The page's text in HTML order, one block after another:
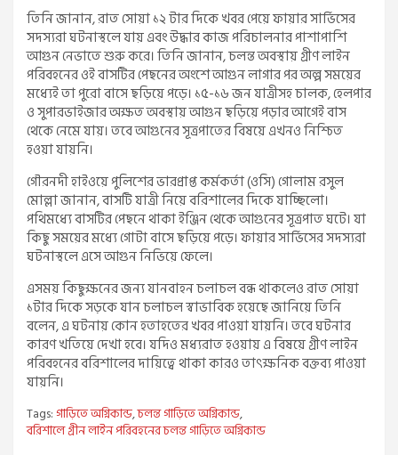
তিনি জানান, রাত সোয়া ১২ টার দিকে খবর পেয়ে ফায়ার সার্ভিসের
সদস্যরা ঘটনাস্থলে যায় এবং উদ্ধার কাজ পরিচালনার পাশাপাশি
আগুন নেভাতে শুরু করে। তিনি জানান, চলন্ত অবস্থায় গ্রীণ লাইন
পরিবহনের ওই বাসটির পেছনের অংশে আগুন লাগার পর অল্প সময়ের
মধ্যেই তা পুরো বাসে ছড়িয়ে পড়ে। ১৫-১৬ জন যাত্রীসহ চালক, হেলপার
ও সুপারভাইজার অক্ষত অবস্থায় আগুন ছড়িয়ে পড়ার আগেই বাস
থেকে নেমে যায়। তবে আগুনের সূত্রপাতের বিষয়ে এখনও নিশ্চিত
হওয়া যায়নি।
গৌরনদী হাইওয়ে পুলিশের ভারপ্রাপ্ত কর্মকর্তা (ওসি) গোলাম রসুল
মোল্লা জানান, বাসটি যাত্রী নিয়ে বরিশালের দিকে যাচ্ছিলো।
পথিমধ্যে বাসটির পেছনে থাকা ইঞ্জিন থেকে আগুনের সূত্রপাত ঘটে। যা
কিছু সময়ের মধ্যে গোটা বাসে ছড়িয়ে পড়ে। ফায়ার সার্ভিসের সদস্যরা
ঘটনাস্থলে এসে আগুন নিভিয়ে ফেলে।
এসময় কিছুক্ষনের জন্য যানবাহন চলাচল বন্ধ থাকলেও রাত সোয়া
১টার দিকে সড়কে যান চলাচল স্বাভাবিক হয়েছে জানিয়ে তিনি
বলেন, এ ঘটনায় কোন হতাহতের খবর পাওয়া যায়নি। তবে ঘটনার
কারণ খতিয়ে দেখা হবে। যদিও মধ্যরাত হওয়ায় এ বিষয়ে গ্রীণ লাইন
পরিবহনের বরিশালের দায়িত্বে থাকা কারও তাৎক্ষনিক বক্তব্য পাওয়া
যায়নি।
Tags:গাড়িতে অগ্নিকান্ড,চলন্ত গাড়িতে অগ্নিকান্ড,
বরিশালে গ্রীন লাইন পরিবহনের চলন্ত গাড়িতে অগ্নিকান্ড